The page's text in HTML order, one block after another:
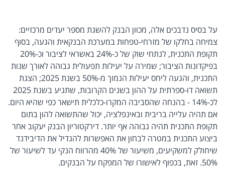
על בסיס נדבכים אלה, מכוון הבנק להשגת מספר יעדים מרכזיים:
צמיחה בחלקו של מזרחי-טפחות במערכת הבנקאית והגעה, בסוף
תקופת התכנית, לנתחי שוק של כ-24% באשראי לציבור וכ-20%
בפיקדונות הציבור; שמירה על יעילות תפעולית גבוהה לאורך שנות
התכנית, והגעה ליחס יעילות הנמוך מ-50% בשנת 2025; הצגת
תשואה דו-ספרתית על ההון בשנים הקרובות, שתגיע בשנת 2025
לכ-14% - בהנחה שהסביבה המקרו-כלכלית תישאר כפי שהיא היום.
אם תהיה עלייה בריבית ובאינפלציה, יכול שהתשואה להון בתום
תקופת התכנית תהיה גבוהה אף יותר. דירקטוריון הבנק יעקוב אחר
ביצוע התכנית במטרה לבחון את האפשרות להגדיל את הדיבידנד
שיחולק למשקיעים, משיעור של 40% מהרווח הנקי עד לשיעור של
50%. זאת, בכפוף לאישורו של המפקח על הבנקים.